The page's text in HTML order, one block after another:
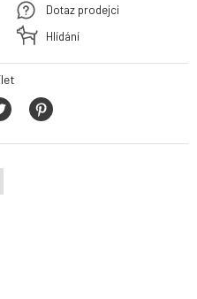
Dotaz prodejci
Hlídání